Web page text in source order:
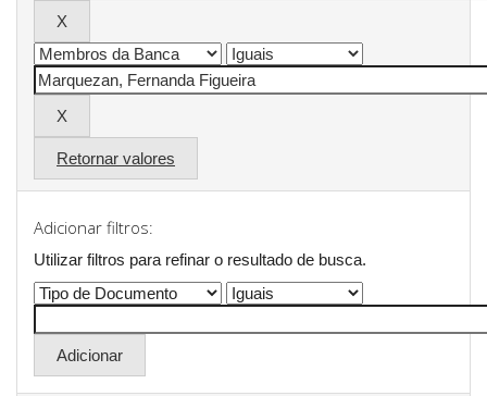
Retornar valores
Adicionar filtros:
Utilizar filtros para refinar o resultado de busca.